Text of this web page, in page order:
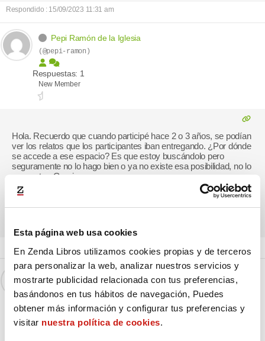
Esta página web usa cookies
En Zenda Libros utilizamos cookies propias y de terceros
para personalizar la web, analizar nuestros servicios y
mostrarte publicidad relacionada con tus preferencias,
basándonos en tus hábitos de navegación, Puedes
obtener más información y configurar tus preferencias y
visitar nuestra política de cookies.
Respondido : 15/09/2023 11:31 am
Pepi Ramón de la Iglesia
(@pepi-ramon)
Respuestas: 1
New Member
Hola. Recuerdo que cuando participé hace 2 o 3 años, se podían
ver los relatos que los participantes iban entregando. ¿Por dónde
se accede a ese espacio? Es que estoy buscándolo pero
seguramente no lo hago bien o ya no existe esa posibilidad, no lo
encuentro. Gracias.
(@zenda)
Respuestas: 172
Miembro Admin